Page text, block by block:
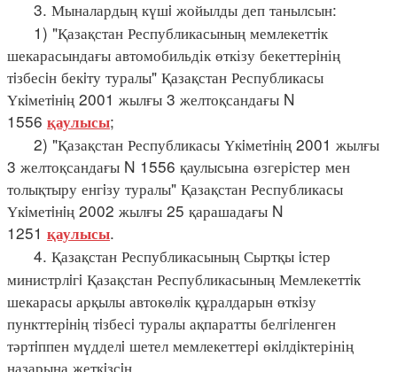
3. Мыналардың күшi жойылды деп танылсын:
1) "Қазақстан Республикасының мемлекеттiк
шекарасындағы автомобильдік өткізу бекеттерiнің
тiзбесiн бекiту туралы" Қазақстан Республикасы
Үкiметiнiң 2001 жылғы 3 желтоқсандағы N
1556 қаулысы;
2) "Қазақстан Республикасы Үкiметiнiң 2001 жылғы
3 желтоқсандағы N 1556 қаулысына өзгерiстер мен
толықтыру енгiзу туралы" Қазақстан Республикасы
Үкiметiнiң 2002 жылғы 25 қарашадағы N
1251 қаулысы.
4. Қазақстан Республикасының Сыртқы iстер
министрлiгi Қазақстан Республикасының Мемлекеттiк
шекарасы арқылы автокөлiк құралдарын өткiзу
пункттерiнiң тiзбесi туралы ақпаратты белгiленген
тәртiппен мүдделi шетел мемлекеттерi өкiлдiктерінің
назарына жеткiзсiн.